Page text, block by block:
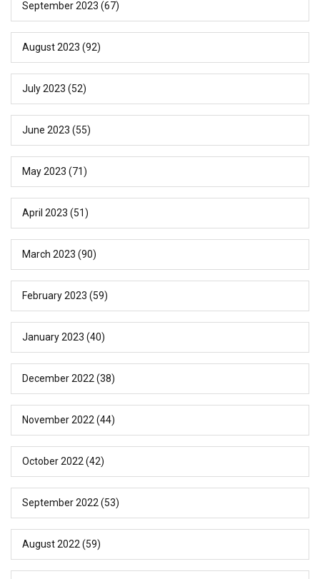
September 2023 (67)
August 2023 (92)
July 2023 (52)
June 2023 (55)
May 2023 (71)
April 2023 (51)
March 2023 (90)
February 2023 (59)
January 2023 (40)
December 2022(38)
November 2022(44)
October 2022(42)
September 2022(53)
August 2022(59)